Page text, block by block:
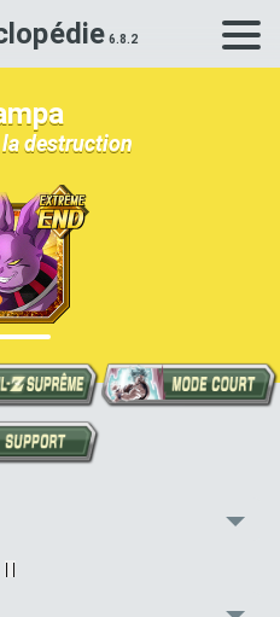
Rechercher une carte Dokkan
destruction
Vue alternative